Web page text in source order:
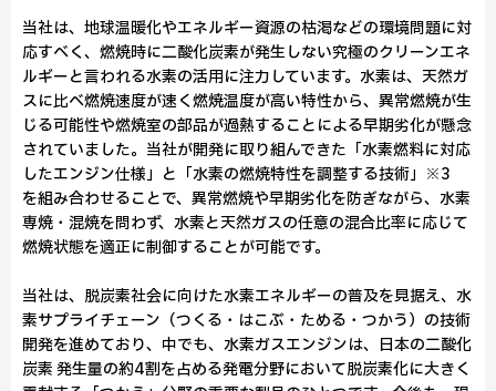
当社は、地球温暖化やエネルギー資源の枯渇などの環境問題に対
応すべく、燃焼時に二酸化炭素が発生しない究極のクリーンエネ
ルギーと言われる水素の活用に注力しています。水素は、天然ガ
スに比べ燃焼速度が速く燃焼温度が高い特性から、異常燃焼が生
じる可能性や燃焼室の部品が過熱することによる早期劣化が懸念
されていました。当社が開発に取り組んできた「水素燃料に対応
したエンジン仕様」と「水素の燃焼特性を調整する技術」※3
を組み合わせることで、異常燃焼や早期劣化を防ぎながら、水素
専焼・混焼を問わず、水素と天然ガスの任意の混合比率に応じて
燃焼状態を適正に制御することが可能です。
当社は、脱炭素社会に向けた水素エネルギーの普及を見据え、水
素サプライチェーン（つくる・はこぶ・ためる・つかう）の技術
開発を進めており、中でも、水素ガスエンジンは、日本の二酸化
炭素 発生量の約4割を占める発電分野において脱炭素化に大きく